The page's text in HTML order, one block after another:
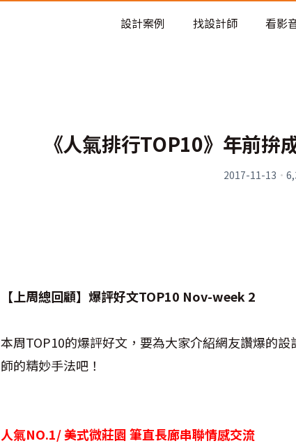
老屋預算分配與高
設計案例 找設計師 看影
《人氣排行TOP10》年前拚
2017-11-13 ·
【上周總回顧】爆評好文TOP10 Nov-week 2
本周TOP10的爆評好文，要為大家介紹網友讚爆的
師的精妙手法吧！
人氣NO.1/ 美式微莊園 筆直長廊串聯情感交流